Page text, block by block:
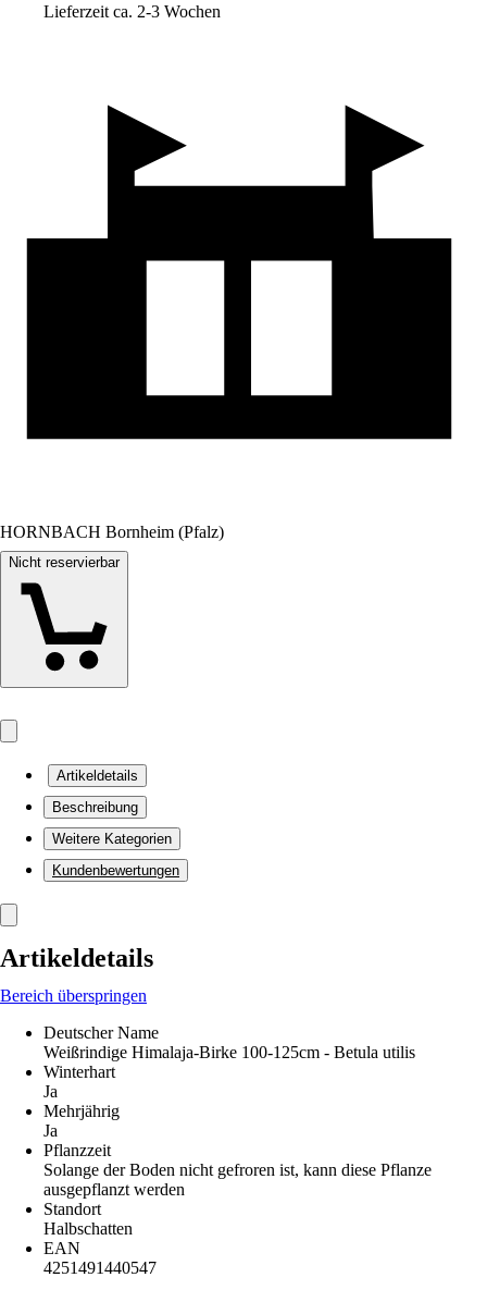
Lieferzeit ca. 2-3 Wochen
HORNBACH Bornheim (Pfalz)
Nicht reservierbar
Artikeldetails
Beschreibung
Weitere Kategorien
Kundenbewertungen
Artikeldetails
Bereich überspringen
Deutscher Name
Weißrindige Himalaja-Birke 100-125cm - Betula utilis
Winterhart
Ja
Mehrjährig
Ja
Pflanzzeit
Solange der Boden nicht gefroren ist, kann diese Pflanze
ausgepflanzt werden
Standort
Halbschatten
EAN
4251491440547